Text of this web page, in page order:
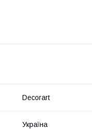
Decorart
Україна